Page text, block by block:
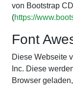
von Bootstrap
(https://
Font
Diese Webseite
Inc. Diese
Browser